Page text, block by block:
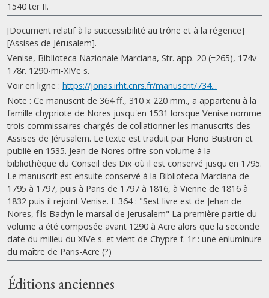
1540 ter II.
[Document relatif à la successibilité au trône et à la régence]
[Assises de Jérusalem].
Venise, Biblioteca Nazionale Marciana, Str. app. 20 (=265), 174v-
178r. 1290-mi-XIVe s.
Voir en ligne : https://jonas.irht.cnrs.fr/manuscrit/734...
Note : Ce manuscrit de 364 ff., 310 x 220 mm., a appartenu à la
famille chypriote de Nores jusqu'en 1531 lorsque Venise nomme
trois commissaires chargés de collationner les manuscrits des
Assises de Jérusalem. Le texte est traduit par Florio Bustron et
publié en 1535. Jean de Nores offre son volume à la
bibliothèque du Conseil des Dix où il est conservé jusqu'en 1795.
Le manuscrit est ensuite conservé à la Biblioteca Marciana de
1795 à 1797, puis à Paris de 1797 à 1816, à Vienne de 1816 à
1832 puis il rejoint Venise. f. 364 : "Sest livre est de Jehan de
Nores, fils Badyn le marsal de Jerusalem" La première partie du
volume a été composée avant 1290 à Acre alors que la seconde
date du milieu du XIVe s. et vient de Chypre f. 1r : une enluminure
du maître de Paris-Acre (?)
Éditions anciennes